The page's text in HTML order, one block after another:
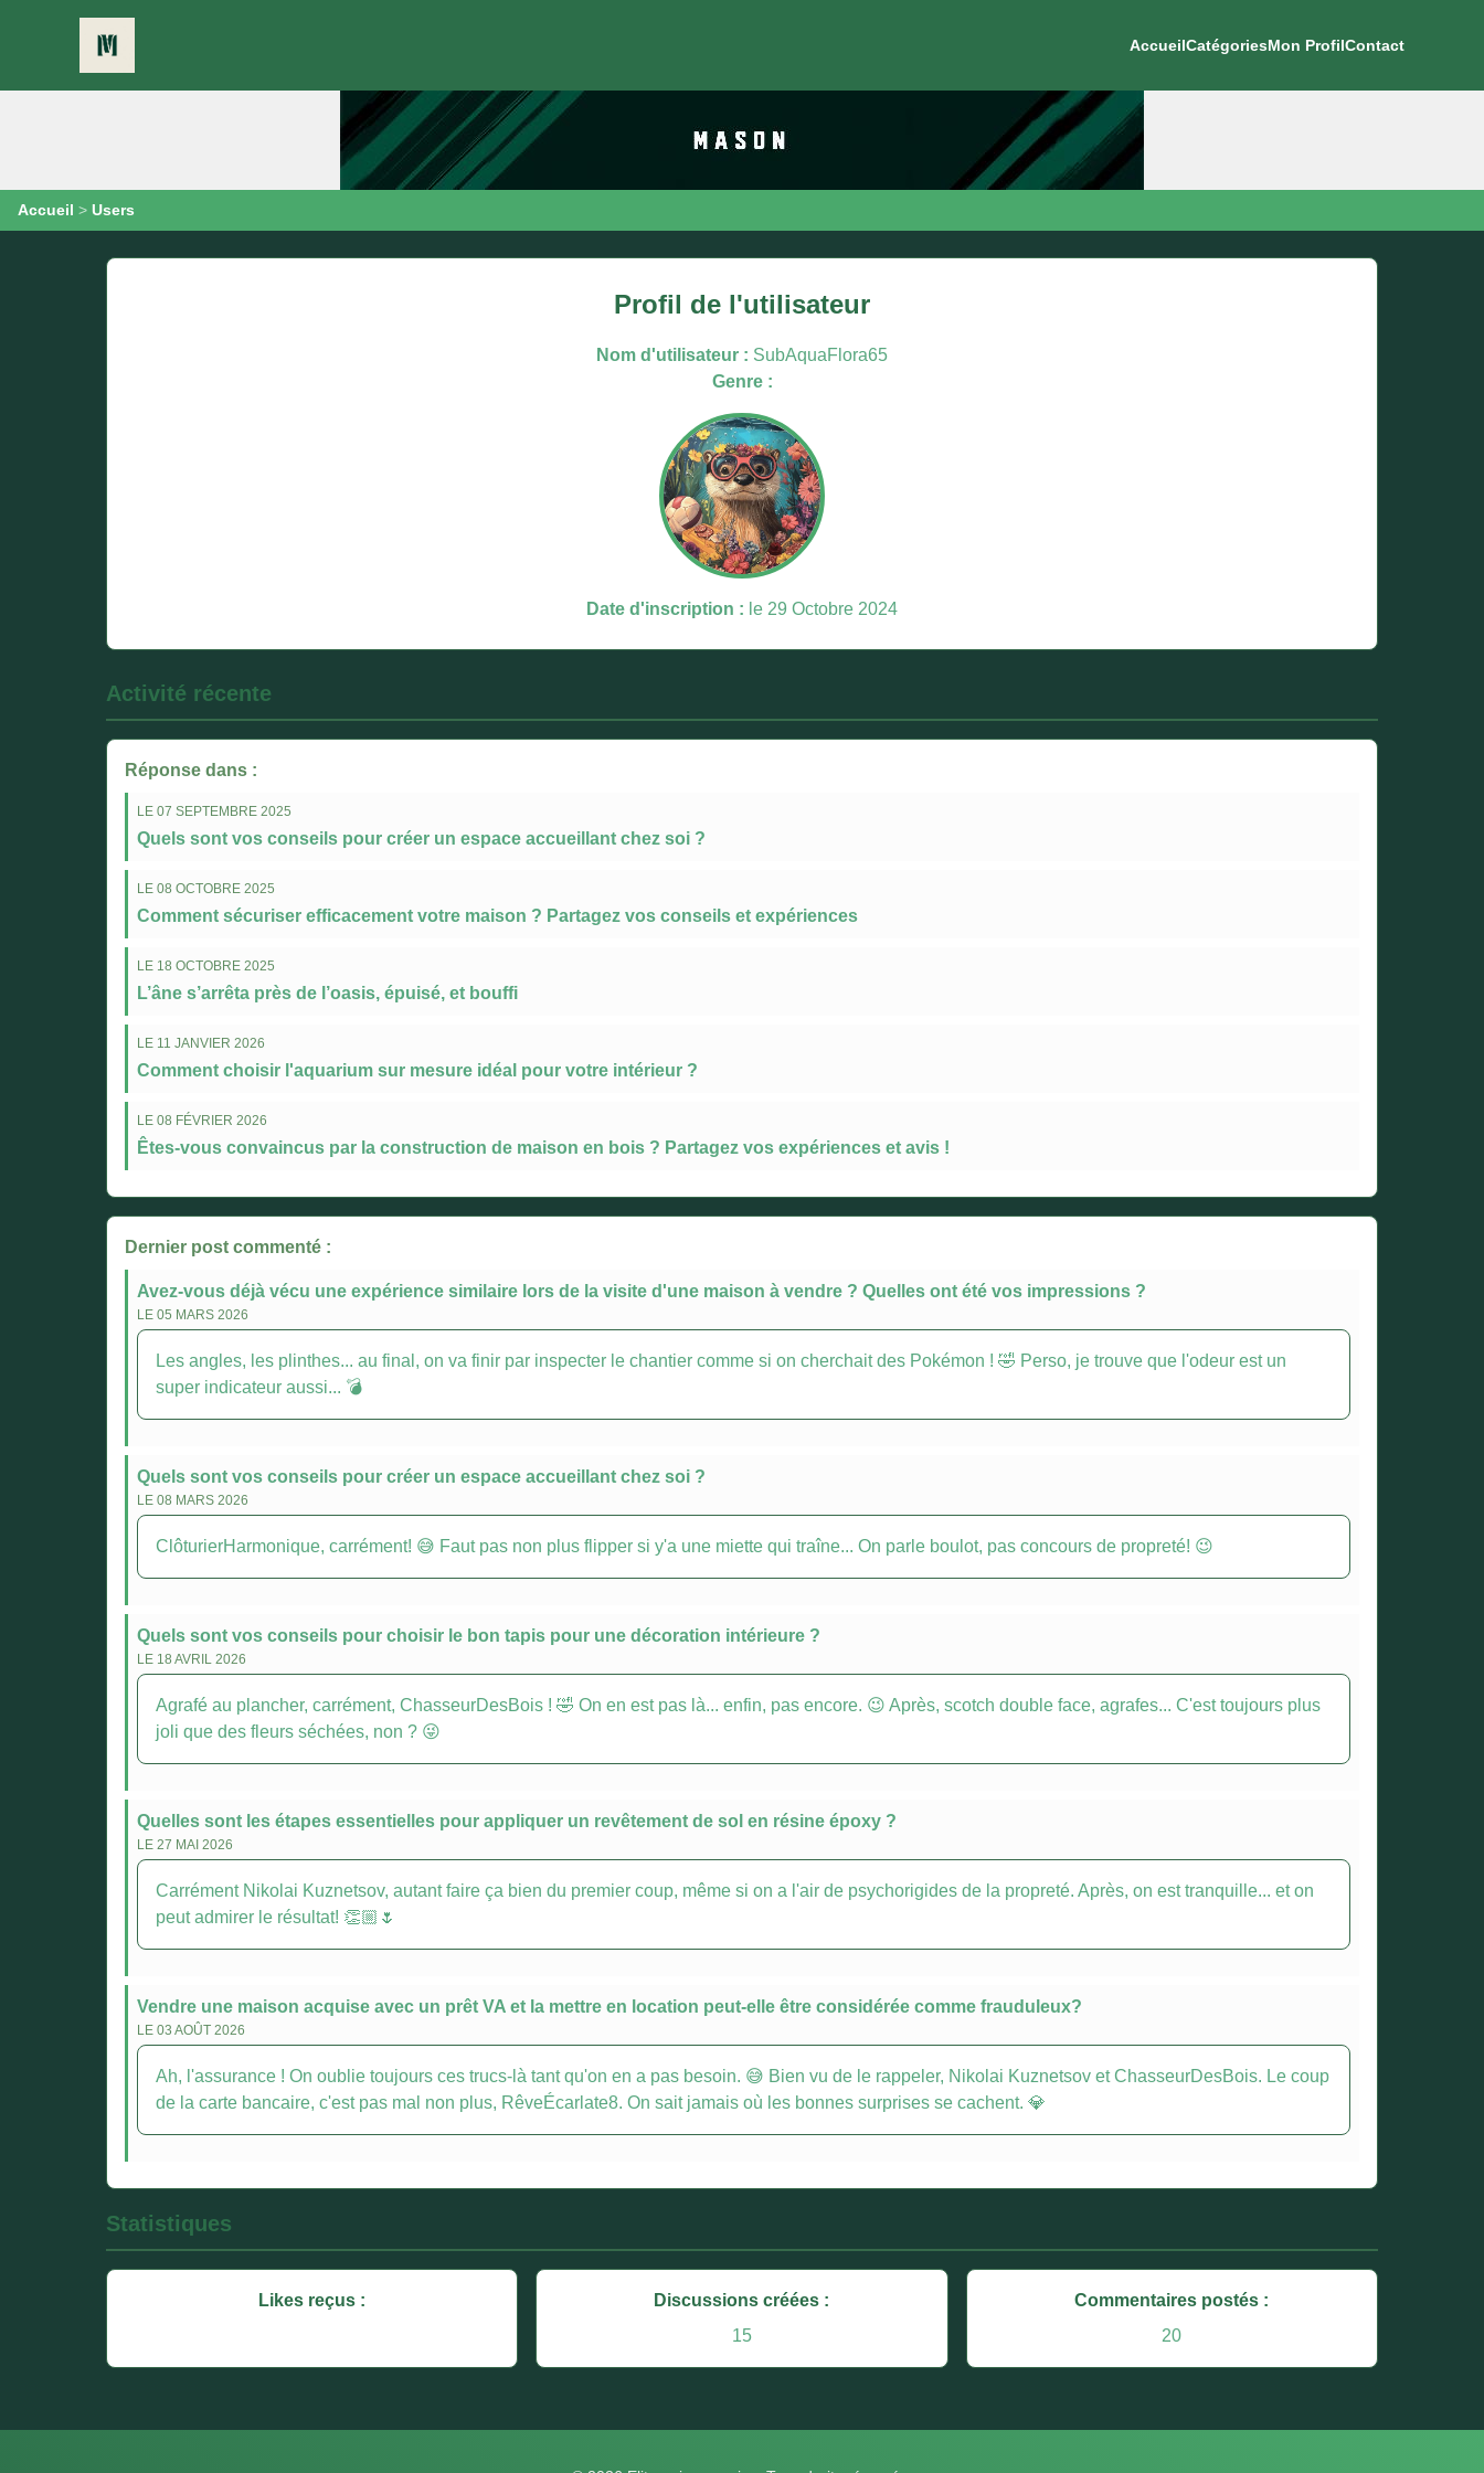
AccueilCatégoriesMon ProfilContact
Accueil > Users
Profil de l'utilisateur
Nom d'utilisateur : SubAquaFlora65
Genre :
Date d'inscription : le 29 Octobre 2024
Activité récente
Réponse dans :
LE 07 SEPTEMBRE 2025
Quels sont vos conseils pour créer un espace accueillant chez soi ?
LE 08 OCTOBRE 2025
Comment sécuriser efficacement votre maison ? Partagez vos conseils et expériences
LE 18 OCTOBRE 2025
L’âne s’arrêta près de l’oasis, épuisé, et bouffi
LE 11 JANVIER 2026
Comment choisir l'aquarium sur mesure idéal pour votre intérieur ?
LE 08 FÉVRIER 2026
Êtes-vous convaincus par la construction de maison en bois ? Partagez vos expériences et avis !
Dernier post commenté :
Avez-vous déjà vécu une expérience similaire lors de la visite d'une maison à vendre ? Quelles ont été vos impressions ?
LE 05 MARS 2026
Les angles, les plinthes... au final, on va finir par inspecter le chantier comme si on cherchait des Pokémon ! 🤣 Perso, je trouve que l'odeur est un
super indicateur aussi... 💣
Quels sont vos conseils pour créer un espace accueillant chez soi ?
LE 08 MARS 2026
ClôturierHarmonique, carrément! 😅 Faut pas non plus flipper si y'a une miette qui traîne... On parle boulot, pas concours de propreté! 😉
Quels sont vos conseils pour choisir le bon tapis pour une décoration intérieure ?
LE 18 AVRIL 2026
Agrafé au plancher, carrément, ChasseurDesBois ! 🤣 On en est pas là... enfin, pas encore. 😉 Après, scotch double face, agrafes... C'est toujours plus
joli que des fleurs séchées, non ? 😜
Quelles sont les étapes essentielles pour appliquer un revêtement de sol en résine époxy ?
LE 27 MAI 2026
Carrément Nikolai Kuznetsov, autant faire ça bien du premier coup, même si on a l'air de psychorigides de la propreté. Après, on est tranquille... et on
peut admirer le résultat! 👏🏼🌷
Vendre une maison acquise avec un prêt VA et la mettre en location peut-elle être considérée comme frauduleux?
LE 03 AOÛT 2026
Ah, l'assurance ! On oublie toujours ces trucs-là tant qu'on en a pas besoin. 😅 Bien vu de le rappeler, Nikolai Kuznetsov et ChasseurDesBois. Le coup
de la carte bancaire, c'est pas mal non plus, RêveÉcarlate8. On sait jamais où les bonnes surprises se cachent. 💎
Statistiques
Likes reçus :
Discussions créées :
15
Commentaires postés :
20